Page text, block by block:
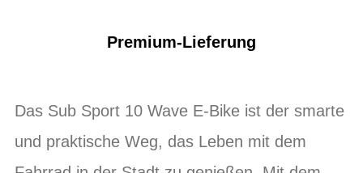
Premium-Lieferung
Das Sub Sport 10 Wave E-Bike ist der smarte
und praktische Weg, das Leben mit dem